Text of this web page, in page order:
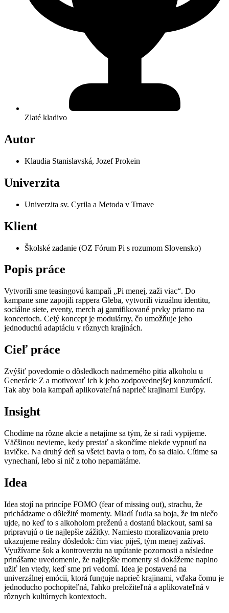
Zlaté kladivo
Autor
Klaudia Stanislavská, Jozef Prokein
Univerzita
Univerzita sv. Cyrila a Metoda v Trnave
Klient
Školské zadanie (OZ Fórum Pi s rozumom Slovensko)
Popis práce
Vytvorili sme teasingovú kampaň „Pi menej, zaži viac“. Do
kampane sme zapojili rappera Gleba, vytvorili vizuálnu identitu,
sociálne siete, eventy, merch aj gamifikované prvky priamo na
koncertoch. Celý koncept je modulárny, čo umožňuje jeho
jednoduchú adaptáciu v rôznych krajinách.
Cieľ práce
Zvýšiť povedomie o dôsledkoch nadmerného pitia alkoholu u
Generácie Z a motivovať ich k jeho zodpovednejšej konzumácií.
Tak aby bola kampaň aplikovateľná naprieč krajinami Európy.
Insight
Chodíme na rôzne akcie a netajíme sa tým, že si radi vypijeme.
Väčšinou nevieme, kedy prestať a skončíme niekde vypnutí na
lavičke. Na druhý deň sa všetci bavia o tom, čo sa dialo. Cítime sa
vynechaní, lebo si nič z toho nepamätáme.
Idea
Idea stojí na princípe FOMO (fear of missing out), strachu, že
prichádzame o dôležité momenty. Mladí ľudia sa boja, že im niečo
ujde, no keď to s alkoholom preženú a dostanú blackout, sami sa
pripravujú o tie najlepšie zážitky. Namiesto moralizovania preto
ukazujeme reálny dôsledok: čím viac piješ, tým menej zažívaš.
Využívame šok a kontroverziu na upútanie pozornosti a následne
prinášame uvedomenie, že najlepšie momenty si dokážeme naplno
užiť len vtedy, keď sme pri vedomí. Idea je postavená na
univerzálnej emócii, ktorá funguje naprieč krajinami, vďaka čomu je
jednoducho pochopiteľná, ľahko preložiteľná a aplikovateľná v
rôznych kultúrnych kontextoch.